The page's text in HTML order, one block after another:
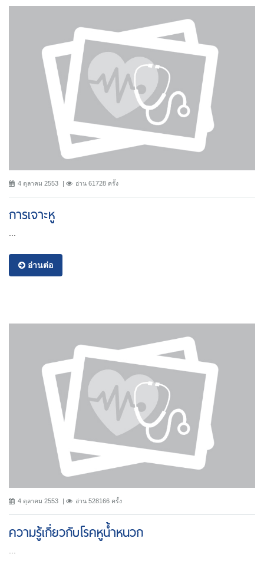
4 ตุลาคม 2553 อ่าน 61728 ครั้ง
การเจาะหู
อ่านต่อ
4 ตุลาคม 2553 อ่าน 528166 ครั้ง
ความรู้เกี่ยวกับโรคหูน้ำหนวก